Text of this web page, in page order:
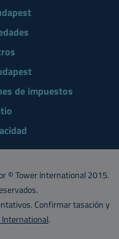
de impuestos
© Tower International 2015.
Confirmar tasación y
International.